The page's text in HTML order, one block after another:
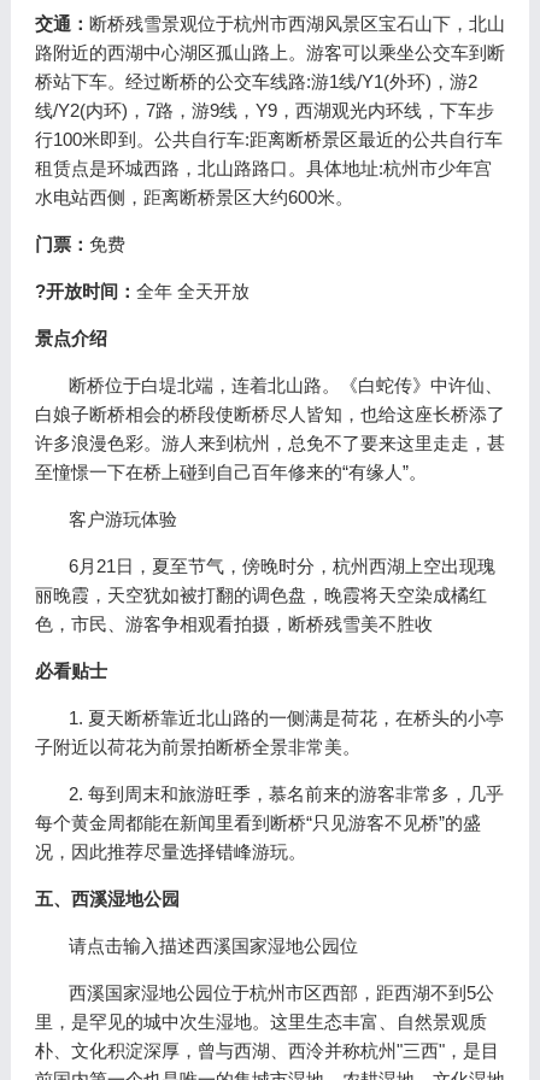
交通： 断桥残雪景观位于杭州市西湖风景区宝石山下，北山
路附近的西湖中心湖区孤山路上。游客可以乘坐公交车到断
桥站下车。经过断桥的公交车线路:游1线/Y1(外环)，游2
线/Y2(内环)，7路，游9线，Y9，西湖观光内环线，下车步
行100米即到。公共自行车:距离断桥景区最近的公共自行车
租赁点是环城西路，北山路路口。具体地址:杭州市少年宫
水电站西侧，距离断桥景区大约600米。
门票： 免费
?开放时间： 全年 全天开放
景点介绍
断桥位于白堤北端，连着北山路。《白蛇传》中许仙、
白娘子断桥相会的桥段使断桥尽人皆知，也给这座长桥添了
许多浪漫色彩。游人来到杭州，总免不了要来这里走走，甚
至憧憬一下在桥上碰到自己百年修来的“有缘人”。
客户游玩体验
6月21日，夏至节气，傍晚时分，杭州西湖上空出现瑰
丽晚霞，天空犹如被打翻的调色盘，晚霞将天空染成橘红
色，市民、游客争相观看拍摄，断桥残雪美不胜收
必看贴士
1. 夏天断桥靠近北山路的一侧满是荷花，在桥头的小亭
子附近以荷花为前景拍断桥全景非常美。
2. 每到周末和旅游旺季，慕名前来的游客非常多，几乎
每个黄金周都能在新闻里看到断桥“只见游客不见桥”的盛
况，因此推荐尽量选择错峰游玩。
五、西溪湿地公园
请点击输入描述西溪国家湿地公园位
西溪国家湿地公园位于杭州市区西部，距西湖不到5公
里，是罕见的城中次生湿地。这里生态丰富、自然景观质
朴、文化积淀深厚，曾与西湖、西泠并称杭州"三西"，是目